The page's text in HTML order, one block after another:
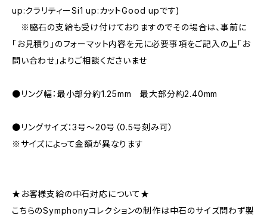
up:クラリティーSi1 up:カットGood upです)
※脇石の支給も受け付けておりますのでその場合は、事前に
「お見積り」のフォーマット内容を元に必要事項をご記入の上「お
問い合わせ」よりご相談くださいませ
●リング幅：最小部分約1.25mm 最大部分約2.40mm
●リングサイズ：3号〜20号（0.5号刻み可）
※サイズによって金額が異なります
★お客様支給の中石対応について★
こちらのSymphonyコレクションの制作は中石のサイズ問わず製